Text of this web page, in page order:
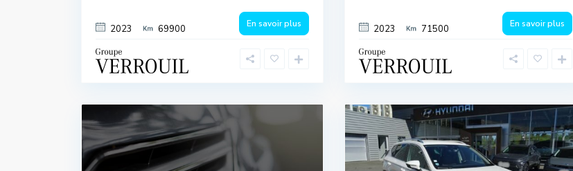
2023 69900 En savoir plus 2023 71500 En savoir plus